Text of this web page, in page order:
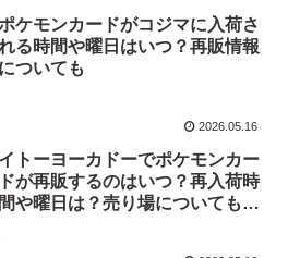
ケモンカードがコジマに入荷さ
る時間や曜日はいつ？再販情報
についても
2026.05.16
イトーヨーカドーでポケモンカー
ドが再販するのはいつ？再入荷時
間や曜日は？売り場についてもチ